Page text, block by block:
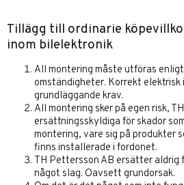
Tillägg till ordinarie
inom bilelektronik
All montering måste utföras
omständigheter. Korrekt elektrisk
grundläggande krav.
All montering sker på egen risk,
ersättningsskyldiga för skador
montering, vare sig på produkter
finns installerade i fordonet.
TH Pettersson AB ersätter aldrig
något slag. Oavsett grundorsak.